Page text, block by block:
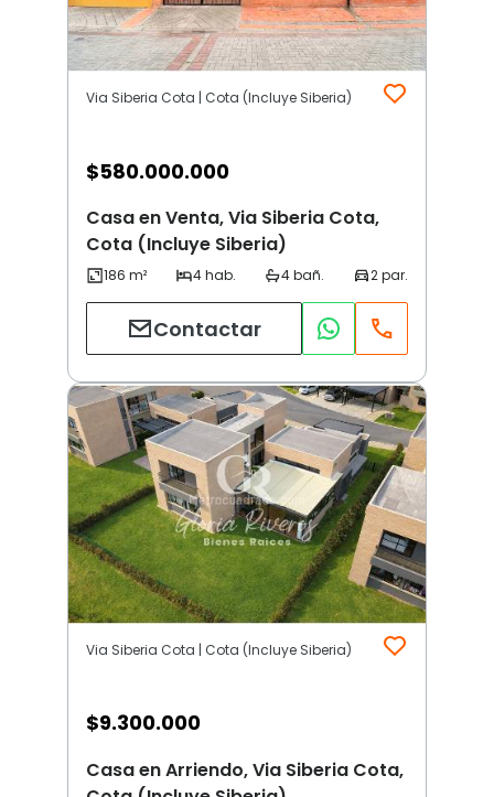
Via Siberia Cota | Cota (Incluye Siberia)
$580.000.000
Casa en Venta, Via Siberia Cota,
Cota (Incluye Siberia)
Contactar
Via Siberia Cota | Cota (Incluye Siberia)
$9.300.000
Casa en Arriendo, Via Siberia Cota,